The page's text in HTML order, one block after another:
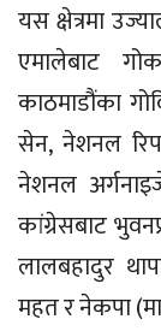
यस क्षेत्रमा
एमालेबाट
काठमाडौंका
सेन, नेशनल
नेशनल
कांग्रेसबाट
लालबहादुर
महत र नेकपा